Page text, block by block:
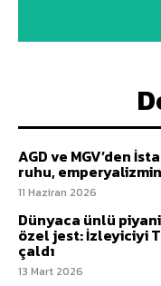
AGD ve MGV’den
ruhu,
11 Haziran 2026
Dünyaca ünlü
özel jest: İzleyiciyi
çaldı
13 Mart 2026